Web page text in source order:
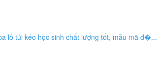
lô túi kéo học sinh chất lượng tốt, mẫu mã đ�...